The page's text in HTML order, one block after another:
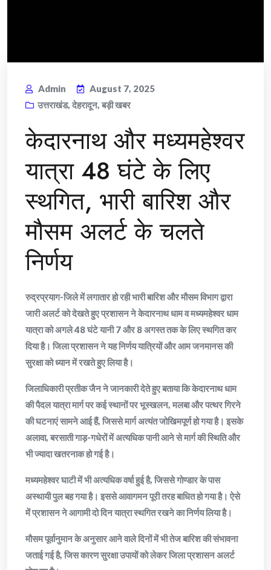
Admin
August 7, 2025
उत्तराखंड, देहरादून, बड़ी खबर
केदारनाथ और मध्यमहेश्वर
यात्रा 48 घंटे के लिए
स्थगित, भारी बारिश और
मौसम अलर्ट के चलते
निर्णय
रुद्रप्रयाग-जिले में लगातार हो रही भारी बारिश और मौसम विभाग द्वारा
जारी अलर्ट को देखते हुए प्रशासन ने केदारनाथ धाम व मध्यमहेश्वर धाम
यात्रा को अगले 48 घंटे यानी 7 और 8 अगस्त तक के लिए स्थगित कर
दिया है। जिला प्रशासन ने यह निर्णय यात्रियों और आम जनमानस की
सुरक्षा को ध्यान में रखते हुए लिया है।
जिलाधिकारी प्रतीक जैन ने जानकारी देते हुए बताया कि केदारनाथ धाम
की पैदल यात्रा मार्ग पर कई स्थानों पर भूस्खलन, मलबा और पत्थर गिरने
की घटनाएं सामने आई हैं, जिससे मार्ग अत्यंत जोखिमपूर्ण हो गया है। इसके
अलावा, बरसाती गाड़-गधेरों में अत्यधिक पानी आने से मार्ग की स्थिति और
भी ज्यादा खतरनाक हो गई है।
मध्यमहेश्वर घाटी में भी अत्यधिक वर्षा हुई है, जिससे गोण्डार के पास
अस्थायी पुल बह गया है। इससे आवागमन पूरी तरह बाधित हो गया है। ऐसे
में प्रशासन ने आगामी दो दिन यात्रा स्थगित रखने का निर्णय लिया है।
मौसम पूर्वानुमान के अनुसार आने वाले दिनों में भी तेज बारिश की संभावना
जताई गई है, जिस कारण सुरक्षा उपायों को लेकर जिला प्रशासन अलर्ट